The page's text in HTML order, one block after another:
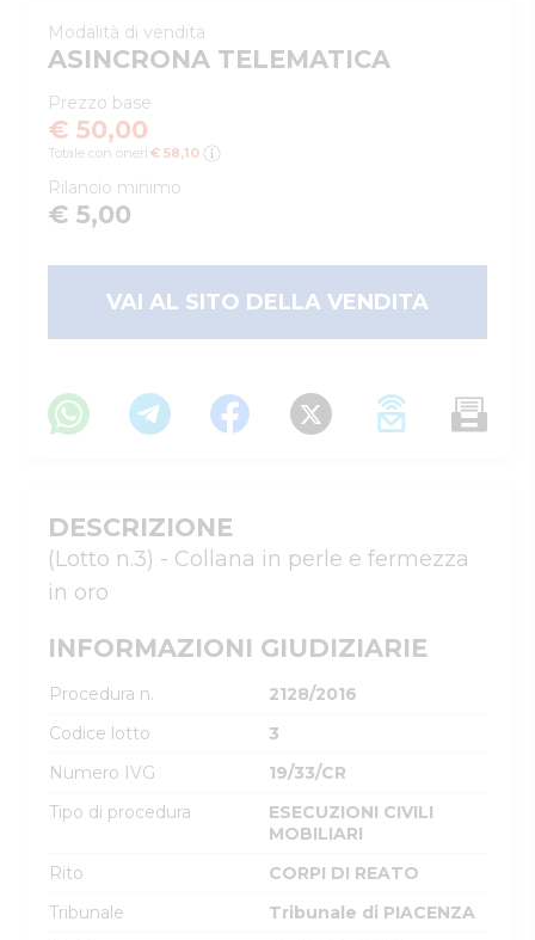
Modalità di vendita
ASINCRONA TELEMATICA
Prezzo base
€ 50,00
Totale con oneri: € 58,10
Rilancio minimo
€ 5,00
VAI AL SITO DELLA VENDITA
DESCRIZIONE
(Lotto n.3) - Collana in perle e fermezza
in oro
INFORMAZIONI GIUDIZIARIE
Procedura n.
2128/2016
Codice lotto
3
Numero IVG
19/33/CR
Tipo di procedura
ESECUZIONI CIVILI
MOBILIARI
Rito
CORPI DI REATO
Tribunale
Tribunale di PIACENZA